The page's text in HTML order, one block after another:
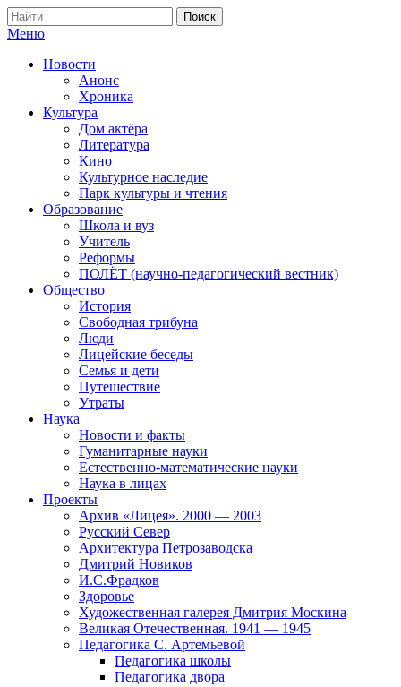
Меню
Новости
Анонс
Хроника
Культура
Дом актёра
Литература
Кино
Культурное наследие
Парк культуры и чтения
Образование
Школа и вуз
Учитель
Реформы
ПОЛЁТ (научно-педагогический вестник)
Общество
История
Свободная трибуна
Люди
Лицейские беседы
Семья и дети
Путешествие
Утраты
Наука
Новости и факты
Гуманитарные науки
Естественно-математические науки
Наука в лицах
Проекты
Архив «Лицея». 2000 — 2003
Русский Север
Архитектура Петрозаводска
Дмитрий Новиков
И.С.Фрадков
Здоровье
Художественная галерея Дмитрия Москина
Великая Отечественная. 1941 — 1945
Педагогика С. Артемьевой
Педагогика школы
Педагогика двора